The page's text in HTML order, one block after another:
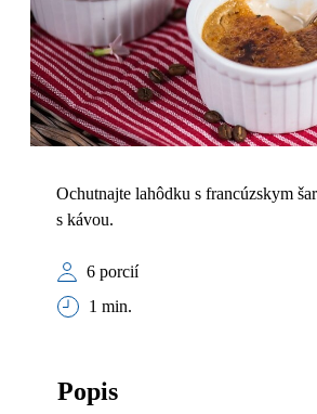
Ochutnajte lahôdku s francúzskym
s kávou.
6 porcií
1 min.
Popis